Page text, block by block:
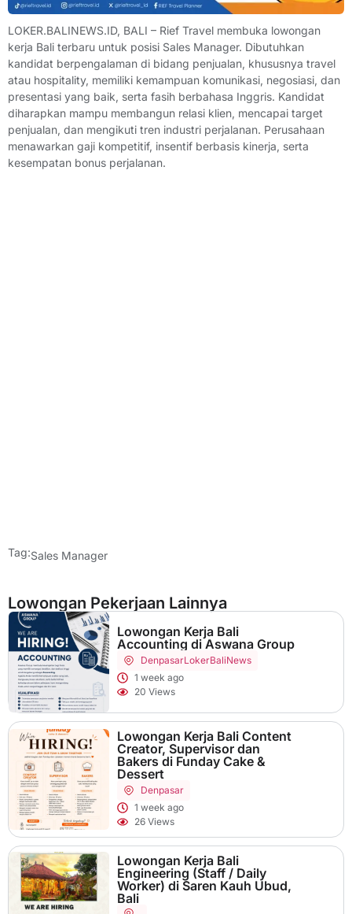
LOKER.BALINEWS.ID, BALI – Rief Travel membuka lowongan
kerja Bali terbaru untuk posisi Sales Manager. Dibutuhkan
kandidat berpengalaman di bidang penjualan, khususnya travel
atau hospitality, memiliki kemampuan komunikasi, negosiasi, dan
presentasi yang baik, serta fasih berbahasa Inggris. Kandidat
diharapkan mampu membangun relasi klien, mencapai target
penjualan, dan mengikuti tren industri perjalanan. Perusahaan
menawarkan gaji kompetitif, insentif berbasis kinerja, serta
kesempatan bonus perjalanan.
Tag:Sales Manager
Lowongan Pekerjaan Lainnya
Lowongan Kerja Bali
Accounting di Aswana Group
DenpasarLokerBaliNews
1 week ago
20 Views
Lowongan Kerja Bali Content
Creator, Supervisor dan
Bakers di Funday Cake &
Dessert
Denpasar
1 week ago
26 Views
Lowongan Kerja Bali
Engineering (Staff / Daily
Worker) di Saren Kauh Ubud,
Bali